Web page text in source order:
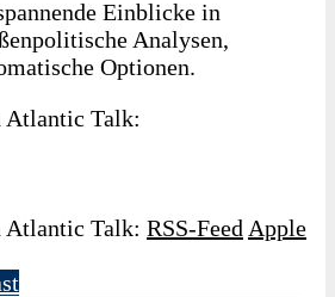
Einblicke in
Analysen,
Optionen.
Atlantic Talk:
Atlantic Talk: RSS-Feed Apple